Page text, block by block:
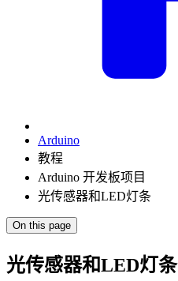
Arduino
教程
Arduino 开发板项目
光传感器和LED灯条
On this page
光传感器和LED灯条